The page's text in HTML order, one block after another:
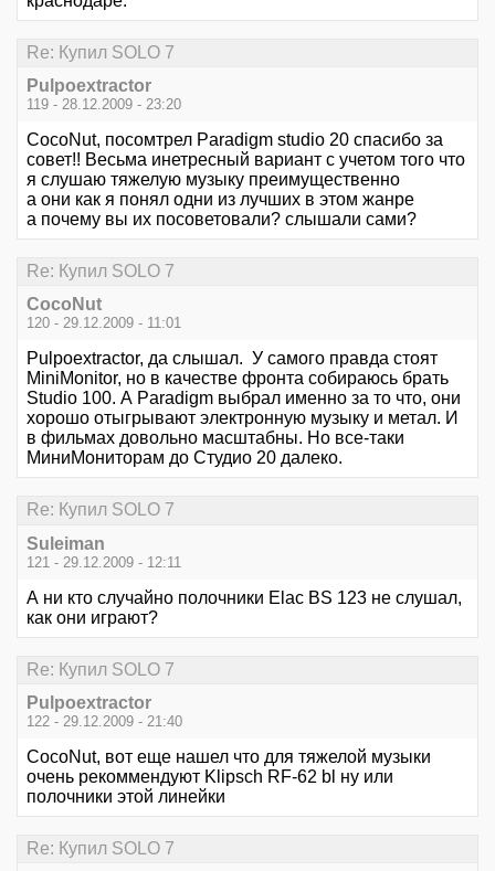
Re: Купил SOLO 7
Pulpoextractor
119 - 28.12.2009 - 23:20
CocoNut, посомтрел Paradigm studio 20 спасибо за
совет!! Весьма инетресный вариант с учетом того что
я слушаю тяжелую музыку преимущественно
а они как я понял одни из лучших в этом жанре
а почему вы их посоветовали? слышали сами?
Re: Купил SOLO 7
CocoNut
120 - 29.12.2009 - 11:01
Pulpoextractor, да слышал. У самого правда стоят
MiniMonitor, но в качестве фронта собираюсь брать
Studio 100. А Paradigm выбрал именно за то что, они
хорошо отыгрывают электронную музыку и метал. И
в фильмах довольно масштабны. Но все-таки
МиниМониторам до Студио 20 далеко.
Re: Купил SOLO 7
Suleiman
121 - 29.12.2009 - 12:11
А ни кто случайно полочники Elac BS 123 не слушал,
как они играют?
Re: Купил SOLO 7
Pulpoextractor
122 - 29.12.2009 - 21:40
CocoNut, вот еще нашел что для тяжелой музыки
очень рекоммендуют Klipsch RF-62 bl ну или
полочники этой линейки
Re: Купил SOLO 7